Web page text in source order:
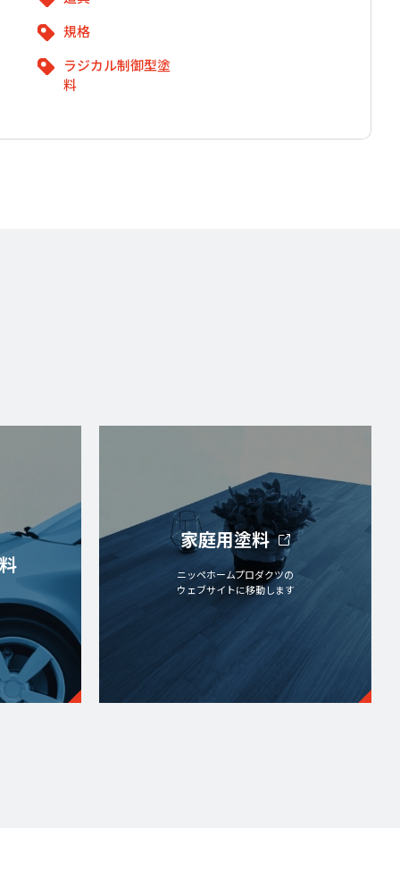
規格
ラジカル制御型塗
料
家庭用塗料
ニッペホームプロダクツの
ウェブサイトに移動します